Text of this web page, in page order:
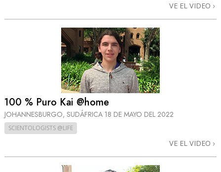
VE EL VIDEO
100 % Puro Kai @home
JOHANNESBURGO, SUDÁFRICA 18 DE MAYO DEL 2022
SCIENTOLOGISTS @LIFE
VE EL VIDEO